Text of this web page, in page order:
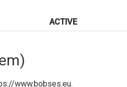
ACTIVE
www.bobses.eu.